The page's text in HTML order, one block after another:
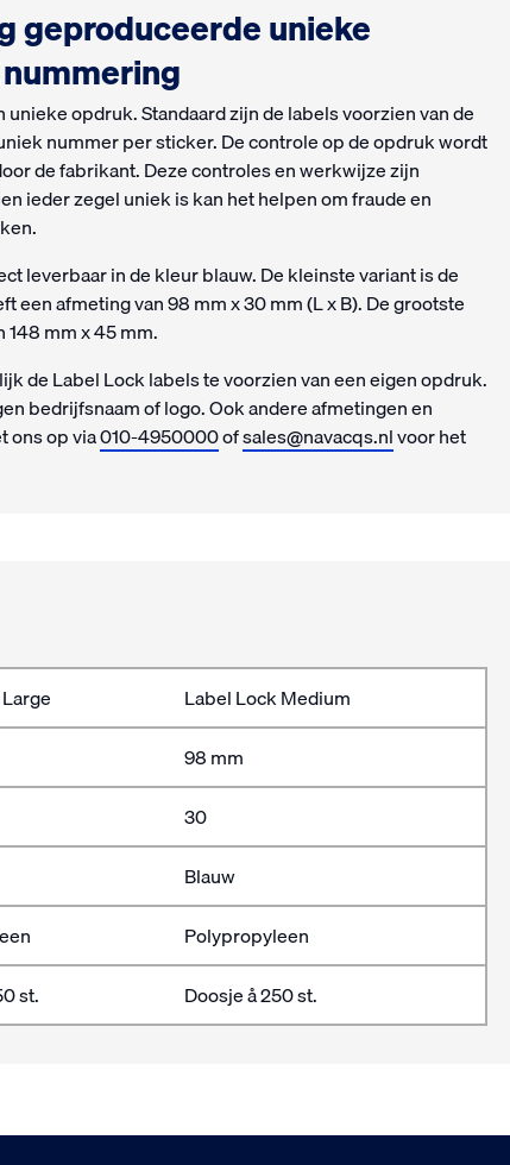
geproduceerde unieke
opdruk. Standaard zijn de labels voorzien van de
nummer per sticker. De controle op de opdruk wordt
de fabrikant. Deze controles en werkwijze zijn
ieder zegel uniek is kan het helpen om fraude en
leverbaar in de kleur blauw. De kleinste variant is de
een afmeting van 98 mm x 30 mm (L x B). De grootste
148 mm x 45 mm.
de Label Lock labels te voorzien van een eigen opdruk.
bedrijfsnaam of logo. Ook andere afmetingen en
ons op via010-4950000ofsales@navacqs.nlvoor het
Label Lock Medium
98 mm
30
Blauw
Polypropyleen
st. Doosje å 250 st.